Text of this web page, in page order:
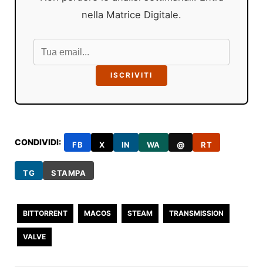
nella Matrice Digitale.
ISCRIVITI
CONDIVIDI: FB X IN WA @ RT
TG STAMPA
BITTORRENT MACOS STEAM TRANSMISSION
VALVE